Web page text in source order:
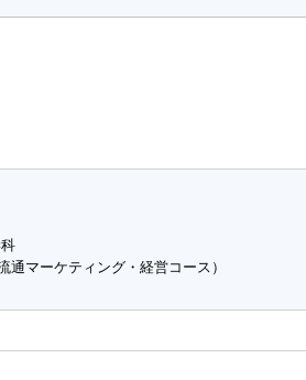
マーケティング・経営コース）